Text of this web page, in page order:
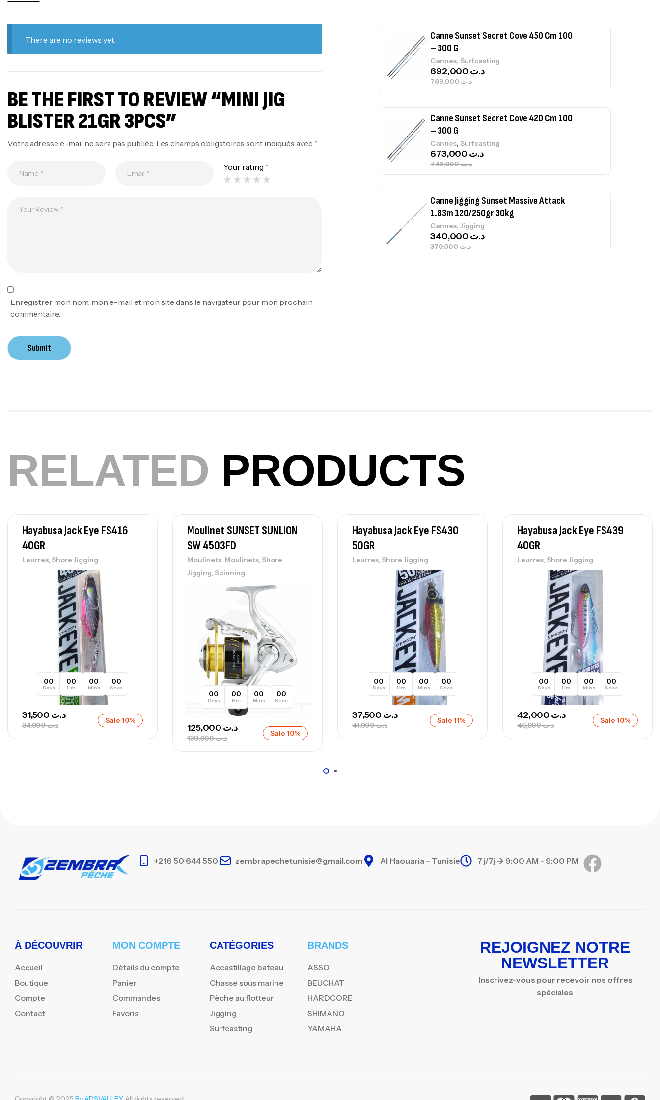
There are no reviews yet.
BE THE FIRST TO REVIEW “MINI JIG
BLISTER 21GR 3PCS”
Votre adresse e-mail ne sera pas publiée. Les champs obligatoires sont indiqués avec *
Your rating *
Enregistrer mon nom, mon e-mail et mon site dans le navigateur pour mon prochain
commentaire.
Submit
Canne Sunset Secret Cove 450 Cm 100
– 300 G
Cannes, Surfcasting
د.ت768,000
د.ت
Canne Sunset Secret Cove 420 Cm 100
– 300 G
Cannes, Surfcasting
د.ت748,000
د.ت
Canne Jigging Sunset Massive Attack
1.83m 120/250gr 30kg
Cannes,Jigging
د.ت379,000
د.ت
Cannes,Surfcasting
د.ت239,000
– 300 G
Canne Sunset Secret Cove 420 Cm 100
– 300 G
Cannes
RELATED PRODUCTS
Hayabusa Jack Eye FS416
40GR
Leurres, Shore Jigging
00
Days
00
Hrs
00
Mins
00
Secs
د.ت34,900
د.ت Sale 10%
Moulinet SUNSET SUNLION
SW 4503FD
Moulinets, Moulinets, Shore
Jigging, Spinning
00
Days
00
Hrs
00
Mins
00
Secs
د.ت139,000
د.ت Sale 10%
Hayabusa Jack Eye FS430
50GR
Leurres, Shore Jigging
00
Days
00
Hrs
00
Mins
00
Secs
د.ت41,900
د.ت Sale 11%
Hayabusa Jack Eye FS439
40GR
Leurres, Shore Jigging
00
Days
00
Hrs
00
Mins
00
Secs
د.ت46,900
د.ت Sale 10%
+216 50 644 550 zembrapechetunisie@gmail.com Al Haouaria – Tunisie 7 j/7j -> 9:00 AM - 9:00 PM
À DÉCOUVRIR
Accueil
Boutique
Compte
Contact
MON COMPTE
Détails du compte
Panier
Commandes
Favoris
CATÉGORIES
Accastillage bateau
Chasse sous marine
Pèche au flotteur
Jigging
Surfcasting
BRANDS
ASSO
BEUCHAT
HARDCORE
SHIMANO
YAMAHA
REJOIGNEZ NOTRE
NEWSLETTER
Inscrivez-vous pour recevoir nos offres
spéciales